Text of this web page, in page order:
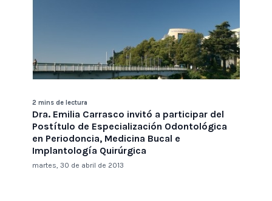
2 mins de lectura
Dra. Emilia Carrasco invitó a participar del
Postítulo de Especialización Odontológica
en Periodoncia, Medicina Bucal e
Implantología Quirúrgica
martes, 30 de abril de 2013